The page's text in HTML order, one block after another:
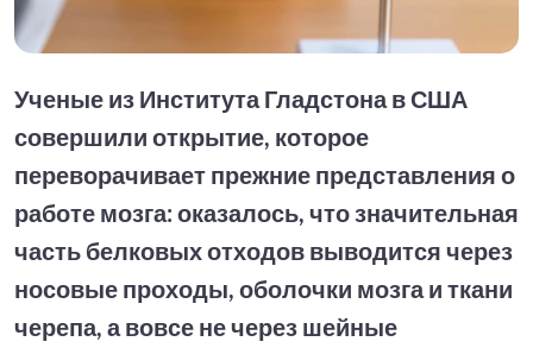
Ученые из Института Гладстона в США
совершили открытие, которое
переворачивает прежние представления о
работе мозга: оказалось, что значительная
часть белковых отходов выводится через
носовые проходы, оболочки мозга и ткани
черепа, а вовсе не через шейные